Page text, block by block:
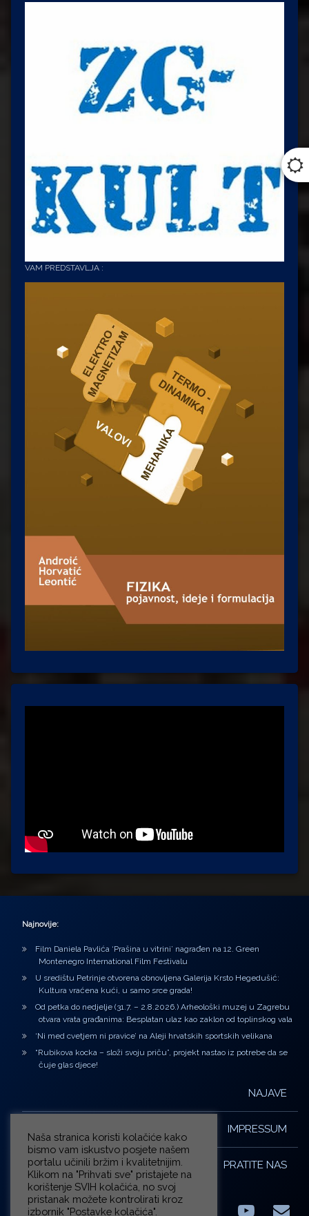
VAM PREDSTAVLJA :
Najnovije:
Film Daniela Pavlića ‘Prašina u vitrini’ nagrađen na 12. Green
Montenegro International Film Festivalu
U središtu Petrinje otvorena obnovljena Galerija Krsto Hegedušić:
Kultura vraćena kući, u samo srce grada!
Od petka do nedjelje (31.7. – 2.8.2026.) Arheološki muzej u Zagrebu
otvara vrata građanima: Besplatan ulaz kao zaklon od toplinskog vala
‘Ni med cvetjem ni pravice’ na Aleji hrvatskih sportskih velikana
“Rubikova kocka – složi svoju priču”, projekt nastao iz potrebe da se
čuje glas djece!
NAJAVE
IMPRESSUM
PRATITE NAS
Naša stranica koristi kolačiće kako
bismo vam iskustvo posjete našem
portalu učinili bržim i kvalitetnijim.
Klikom na "Prihvati sve" pristajete na
korištenje SVIH kolačića, no svoj
pristanak možete kontrolirati kroz
izbornik "Postavke kolačića".